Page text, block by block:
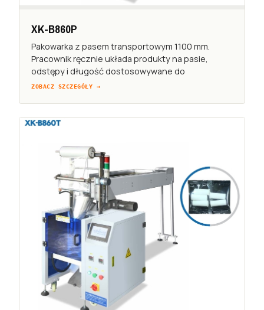
XK-B860P
Pakowarka z pasem transportowym 1100 mm.
Pracownik ręcznie układa produkty na pasie,
odstępy i długość dostosowywane do
ZOBACZ SZCZEGÓŁY →